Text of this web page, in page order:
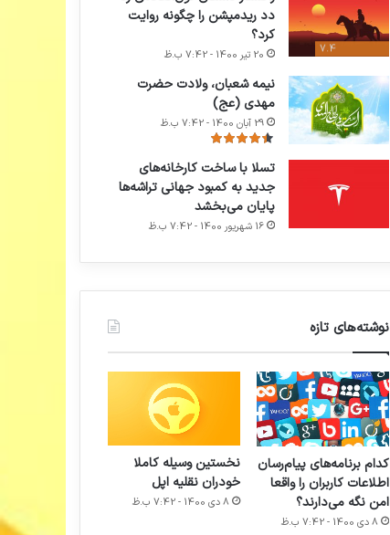
7.4
دد ریدمپشن را چگونه روایت
کرد؟
20 تیر 1400 - 7:42 ب.ظ
نیمه شعبان، ولادت حضرت
مهدی (عج)
29 آبان 1400 - 7:42 ب.ظ
تسلا با ساخت کارخانه‌های
جدید به کمبود جهانی تراشه‌ها
پایان می‌بخشد
16 شهریور 1400 - 7:42 ب.ظ
نوشته‌های تازه
کدام برنامه‌های پیام‌رسان
اطلاعات کاربران را واقعا
امن نگه می‌دارند؟
8 دی 1400 - 7:42 ب.ظ
نخستین وسیله کاملا
خودران نقلیه اپل
8 دی 1400 - 7:42 ب.ظ